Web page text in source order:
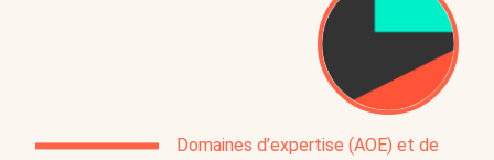
Domaines d’expertise (AOE) et de